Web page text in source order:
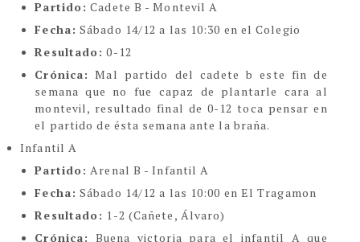
Partido: Cadete B - Montevil A
Fecha: Sábado 14/12 a las 10:30 en el Colegio
Resultado: 0-12
Crónica: Mal partido del cadete b este fin de
semana que no fue capaz de plantarle cara al
montevil, resultado final de 0-12 toca pensar en
el partido de ésta semana ante la braña.
Infantil A
Partido: Arenal B - Infantil A
Fecha: Sábado 14/12 a las 10:00 en El Tragamon
Resultado: 1-2 (Cañete, Álvaro)
Crónica: Buena victoria para el infantil A que